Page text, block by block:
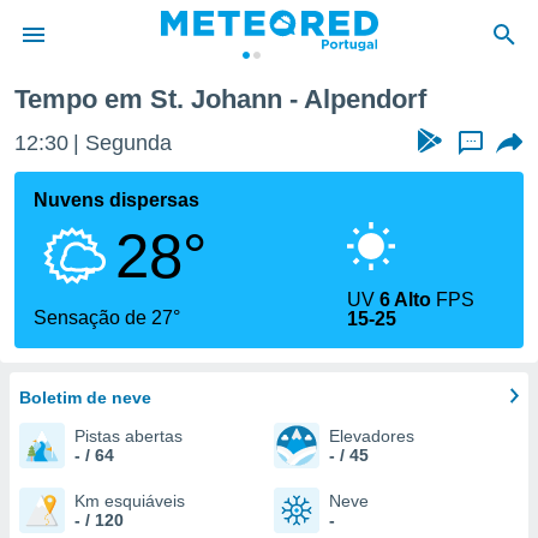
da
foi
fornecidas
a este
das
e
forma
digital
Tempo em St. Johann - Alpendorf
12:30 Segunda ...
Nuvens dispersas
28°
Sensação de 27°
UV6 Alto FPS
15-25
Boletim de neve
Pistas abertas
- / 64
Elevadores
- / 45
Km esquiáveis
- / 120
Neve
-